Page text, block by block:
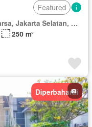
Featured
RW 08, Srengseng Sawah, Jagakarsa, Jakarta Selatan, Daerah Khusus Ibukota Jakarta
250 m²
Diperbaharui